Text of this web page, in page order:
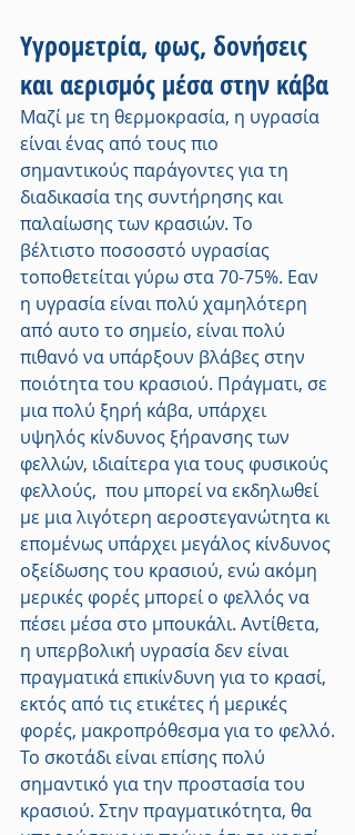
Υγρομετρία, φως, δονήσεις
και αερισμός μέσα στην κάβα
Μαζί με τη θερμοκρασία, η υγρασία
είναι ένας από τους πιο
σημαντικούς παράγοντες για τη
διαδικασία της συντήρησης και
παλαίωσης των κρασιών. Το
βέλτιστο ποσοσστό υγρασίας
τοποθετείται γύρω στα 70-75%. Εαν
η υγρασία είναι πολύ χαμηλότερη
από αυτο το σημείο, είναι πολύ
πιθανό να υπάρξουν βλάβες στην
ποιότητα του κρασιού. Πράγματι, σε
μια πολύ ξηρή κάβα, υπάρχει
υψηλός κίνδυνος ξήρανσης των
φελλών, ιδιαίτερα για τους φυσικούς
φελλούς,  που μπορεί να εκδηλωθεί
με μια λιγότερη αεροστεγανώτητα κι
επομένως υπάρχει μεγάλος κίνδυνος
οξείδωσης του κρασιού, ενώ ακόμη
μερικές φορές μπορεί ο φελλός να
πέσει μέσα στο μπουκάλι. Αντίθετα,
η υπερβολική υγρασία δεν είναι
πραγματικά επικίνδυνη για το κρασί,
εκτός από τις ετικέτες ή μερικές
φορές, μακροπρόθεσμα για το φελλό.
Το σκοτάδι είναι επίσης πολύ
σημαντικό για την προστασία του
κρασιού. Στην πραγματικότητα, θα